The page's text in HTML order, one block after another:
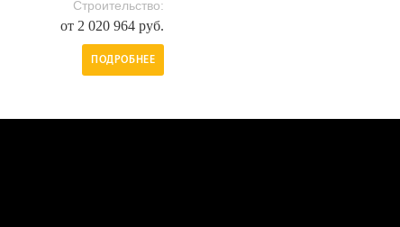
Строительство:
от 2 020 964 руб.
ПОДРОБНЕЕ